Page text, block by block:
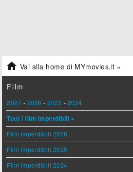
 Vai alla home di MYmovies.it »
Film
2027 - 2026 -2025 - 2024
Tutti i film imperdibili »
Film imperdibili 2026
Film imperdibili 2025
Film imperdibili 2024